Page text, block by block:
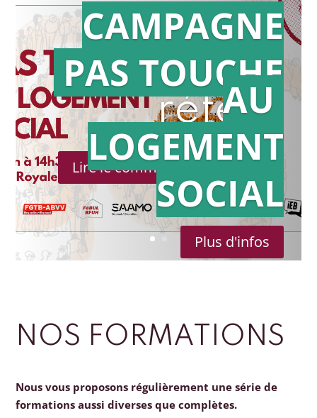
Action en
référé
Lire le communiqué de presse
CAMPAGNE
PAS TOUCHE
AU
LOGEMENT
SOCIAL
Plus d'infos
NOS FORMATIONS
Nous vous proposons régulièrement une série de
formations aussi diverses que complètes.